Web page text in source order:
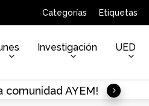
Categorías Etiquetas
Investigación UED
comunidad AYEM!